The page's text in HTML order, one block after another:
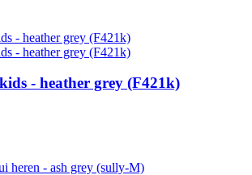
- heather grey (F421k)